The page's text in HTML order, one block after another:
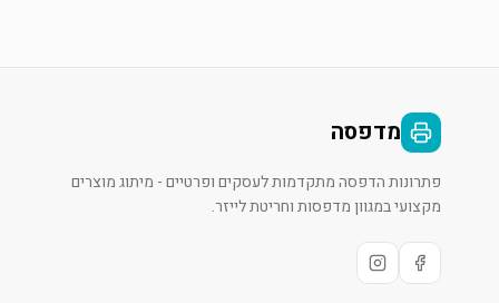
מדפסה
פתרונות הדפסה מתקדמות לעסקים ופרטיים - מיתוג מוצרים
מקצועי במגוון מדפסות וחריטת לייזר.